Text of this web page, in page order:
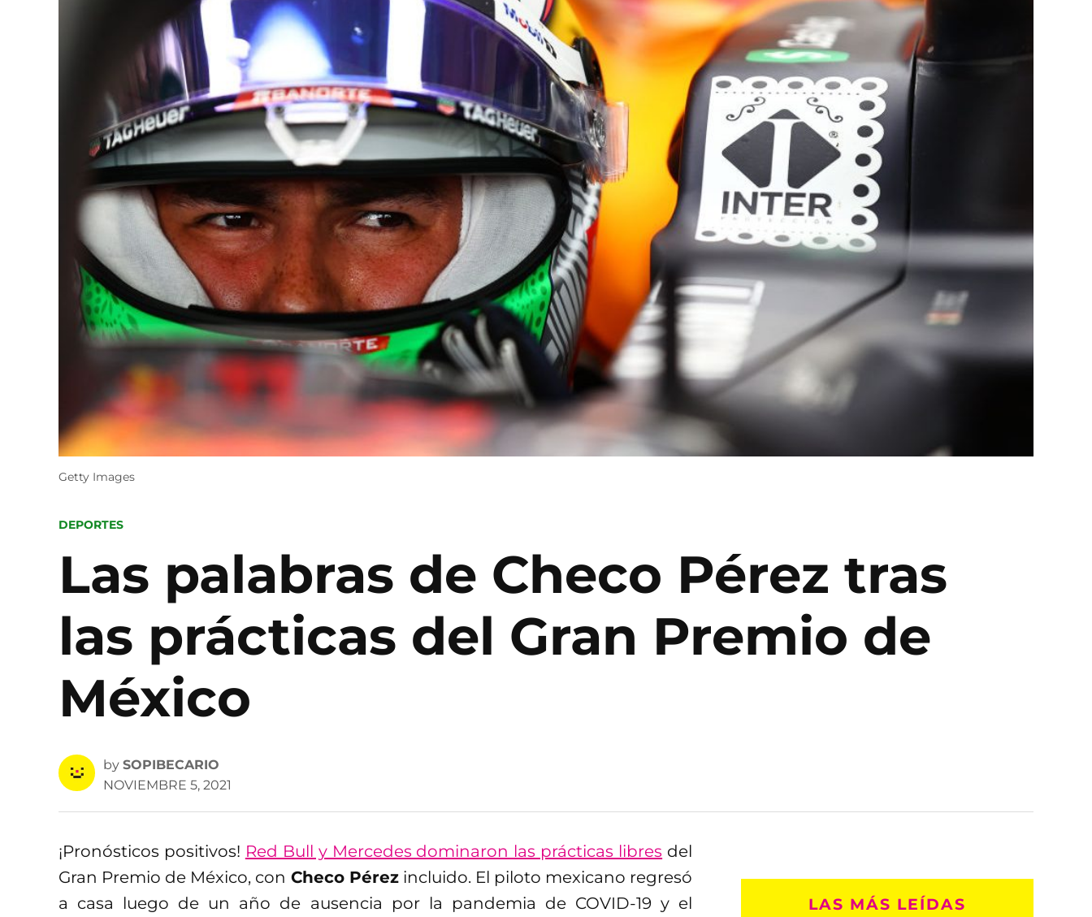
Getty Images
POSTED
DEPORTES
Las palabras de Checo Pérez tras
las prácticas del Gran Premio de
México
by SOPIBECARIO
NOVIEMBRE 5, 2021
¡Pronósticos positivos! Red Bull y Mercedes dominaron las prácticas libres del
Gran Premio de México, con Checo Pérez incluido. El piloto mexicano regresó
a casa luego de un año de ausencia por la pandemia de COVID-19 y el
LAS MÁS LEÍDAS